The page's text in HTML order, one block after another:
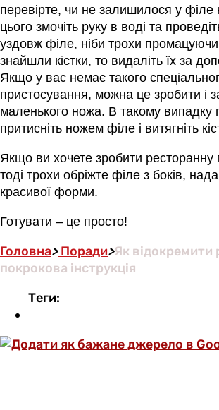
перевірте, чи не залишилося у філе
цього змочіть руку в воді та
уздовж філе, ніби трохи
знайшли кістки, то видаліть їх за
Якщо у вас немає такого
пристосування, можна це зробити і
маленького ножа. В такому випадку
притисніть ножем філе і витягніть
Якщо ви хочете зробити ресторанну
тоді трохи обріжте філе з боків,
красивої форми.
Готувати – це просто!
Головна>Поради>Як відокремити
покрокова інструкція
Теги: